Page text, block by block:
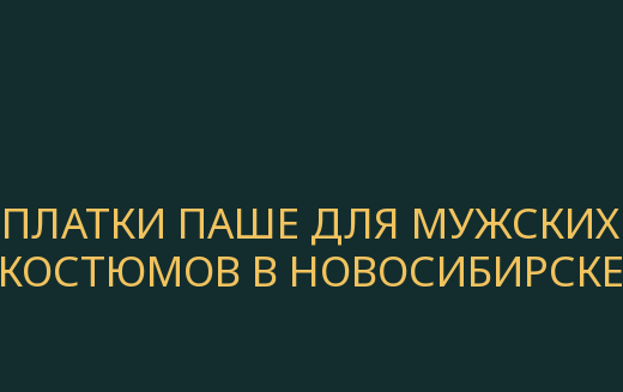
ПЛАТКИ ПАШЕ ДЛЯ МУЖСКИХ
КОСТЮМОВ В НОВОСИБИРСКЕ